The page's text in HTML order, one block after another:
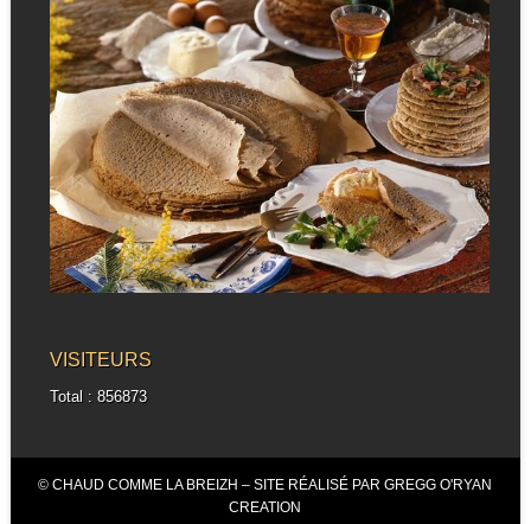
VISITEURS
Total : 856873
© CHAUD COMME LA BREIZH – SITE RÉALISÉ PAR GREGG O'RYAN
CREATION